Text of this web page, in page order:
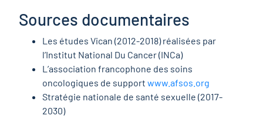
Sources documentaires
Les études Vican (2012-2018) réalisées par
l’Institut National Du Cancer (INCa)
L’association francophone des soins
oncologiques de supportwww.afsos.org
Stratégie nationale de santé sexuelle (2017-
2030)